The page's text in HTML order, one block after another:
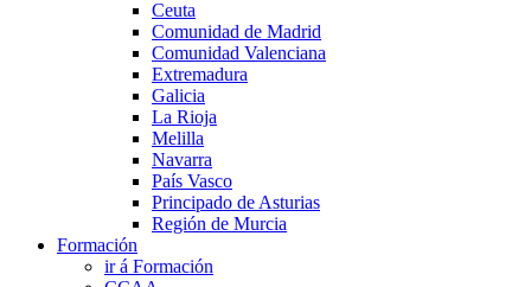
Ceuta
Comunidad de Madrid
Comunidad Valenciana
Extremadura
Galicia
La Rioja
Melilla
Navarra
País Vasco
Principado de Asturias
Región de Murcia
Formación
ir á Formación